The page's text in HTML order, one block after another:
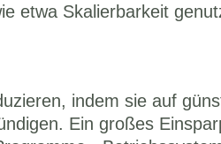
etwa Skalierbarkeit
indem sie auf
Ein großes